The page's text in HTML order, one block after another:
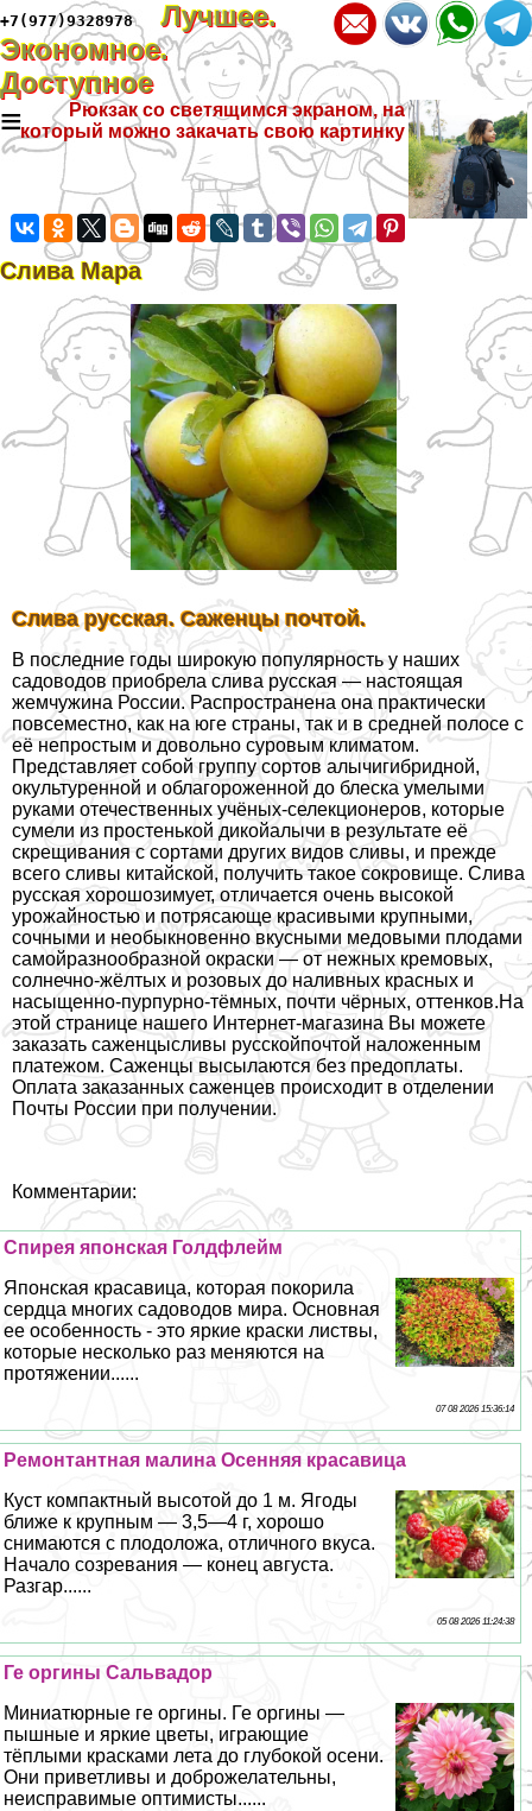
+7(977)9328978
Лучшее.
Экономное.
Доступное
≡
Рюкзак со светящимся экраном, на
который можно закачать свою картинку
Слива Мара
Слива русская. Саженцы почтой.
В последние годы широкую популярность у наших
садоводов приобрела слива русская — настоящая
жемчужина России. Распространена она пpaктически
повсеместно, как на юге страны, так и в средней полосе с
её непростым и довольно суровым климатом.
Представляет собой группу сортов алычигибридной,
окультуренной и облагороженной до блеска умелыми
руками отечественных учёных-селекционеров, которые
сумели из простенькой дикойалычи в результате её
скрещивания с сортами других видов сливы, и прежде
всего сливы китайской, получить такое сокровище. Слива
русская хорошозимует, отличается очень высокой
урожайностью и потрясающе красивыми крупными,
сочными и необыкновенно вкусными медовыми плодами
самойразнообразной окраски — от нежных кремовых,
солнечно-жёлтых и розовых до наливных красных и
насыщенно-пурпурно-тёмных, почти чёрных, оттенков.На
этой странице нашего Интернет-магазина Вы можете
заказать саженцысливы русскойпочтой наложенным
платежом. Саженцы высылаются без предоплаты.
Оплата заказанных саженцев происходит в отделении
Почты России при получении.
Комментарии:
Спирея японская Голдфлейм
Японская красавица, которая покорила
сердца многих садоводов мира. Основная
ее особенность - это яркие краски листвы,
которые несколько раз меняются на
протяжении......
07 08 2026 15:36:14
Ремонтантная малина Осенняя красавица
Куст компактный высотой до 1 м. Ягоды
ближе к крупным — 3,5—4 г, хорошо
снимаются с плодоложа, отличного вкуса.
Начало созревания — конец августа.
Разгар......
05 08 2026 11:24:38
Ге opгины Сальвадор
Миниатюрные ге opгины. Ге opгины —
пышные и яркие цветы, играющие
тёплыми красками лета до глубокой осени.
Они приветливы и доброжелательны,
неисправимые оптимисты......